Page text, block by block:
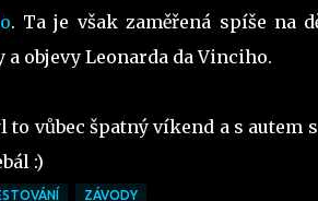
. Ta je však zaměřená spíše na
a objevy Leonarda da Vinciho.
to vůbec špatný víkend a s
:)
ZÁVODY